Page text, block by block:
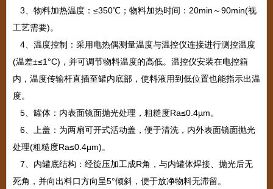
3 、物料加热温度：≤350℃；物料加热时间： 20min ～90min(视
工艺需要)。
4 、温度控制：采用电热偶测量温度与温控仪连接进行测控温度
(温差±≤1 °C) ，并可调节物料温度的高低。温控仪安装在电控箱
内，温度传输杆直插至罐内底部，使料液用到低位置也能指示出温
度。
5 、罐体：内表面镜面抛光处理，粗糙度Ra≤0.4µm。
6 、上盖：为两扇可开式活动盖，便于清洗，内外表面镜面抛光
处理(粗糙度Ra≤0.4µm)。
7 、内罐底结构：经旋压加工成R角，与内罐体焊接、抛光后无
死角，并向出料口方向呈5°倾斜，便于放净物料无滞留。